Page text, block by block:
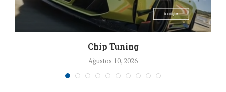
Chip Tuning
Ağustos 10, 2026